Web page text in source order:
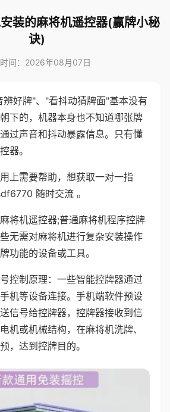
装的麻将机遥控器(赢牌小秘
诀)
间：2026年08月07日
辨好牌"、"看抖动猜牌面"基本没有
下的，机器本身也不知道哪张牌
过声音和抖动暴露信息。只有懂
器。
上需要帮助，想获取一对一指
随时交流 。
将机遥控器;普通麻将机程序控牌
无需对麻将机进行复杂安装操作
功能的设备或工具。
控制原理：一些智能控牌器通过
机等设备连接。手机端软件预设
信号给控牌器，控牌器接收到信
机或机械结构，在麻将机洗牌、
，达到控牌目的。